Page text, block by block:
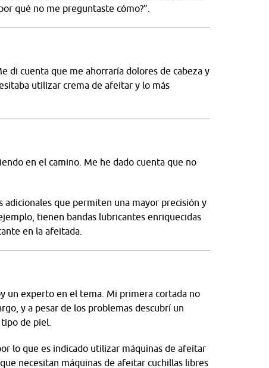
qué no me preguntaste cómo?”.
di cuenta que me ahorraría dolores de cabeza y
utilizar crema de afeitar y lo más
en el camino. Me he dado cuenta que no
adicionales que permiten una mayor precisión y
tienen bandas lubricantes enriquecidas
en la afeitada.
un experto en el tema. Mi primera cortada no
y a pesar de los problemas descubrí un
de piel.
lo que es indicado utilizar máquinas de afeitar
necesitan máquinas de afeitar cuchillas libres